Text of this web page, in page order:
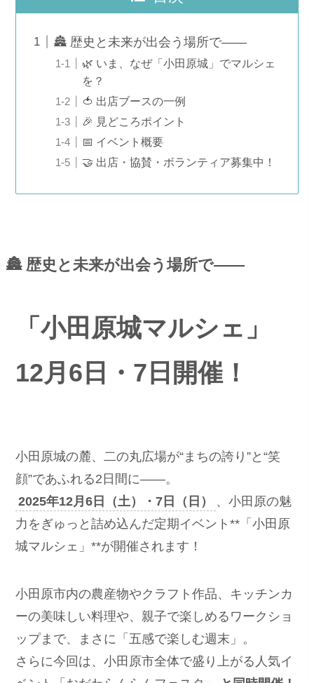
🏯 歴史と未来が出会う場所で――
🌿 いま、なぜ「小田原城」でマルシェ
を？
🍅 出店ブースの一例
🎉 見どころポイント
📅 イベント概要
🤝 出店・協賛・ボランティア募集中！
🏯 歴史と未来が出会う場所で――
「小田原城マルシェ」
12月6日・7日開催！
小田原城の麓、二の丸広場が“まちの誇り”と“笑
顔”であふれる2日間に――。
2025年12月6日（土）・7日（日）
、小田原の魅
力をぎゅっと詰め込んだ定期イベント**「小田原
城マルシェ」**が開催されます！
小田原市内の農産物やクラフト作品、キッチンカ
ーの美味しい料理や、親子で楽しめるワークショ
ップまで、まさに「五感で楽しむ週末」。
さらに今回は、小田原市全体で盛り上がる人気イ